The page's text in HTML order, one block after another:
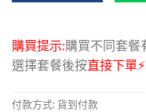
購買提示:購買不同套餐
選擇套餐後按直接下單⚡
付款方式: 貨到付款